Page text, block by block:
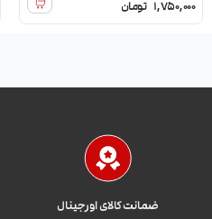
1,750,000 تومان
ضمانت کالای اورجینال